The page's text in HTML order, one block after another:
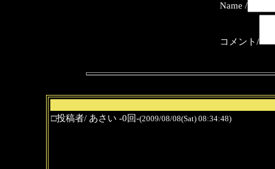
Name /
コメント/
□投稿者/ あさい -0回-(2009/08/08(Sat) 08:34:48)